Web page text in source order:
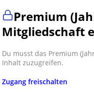
Premium
Mitgliedschaft
Du musst das Premium
Inhalt zuzugreifen.
Zugang freischalten